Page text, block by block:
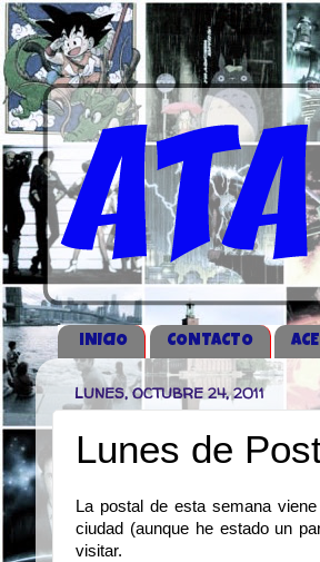
iNICIO CONTACTO
LUNES, OCTUBRE 24, 2011
Lunes de
La postal de esta semana
ciudad (aunque he estado un
visitar.